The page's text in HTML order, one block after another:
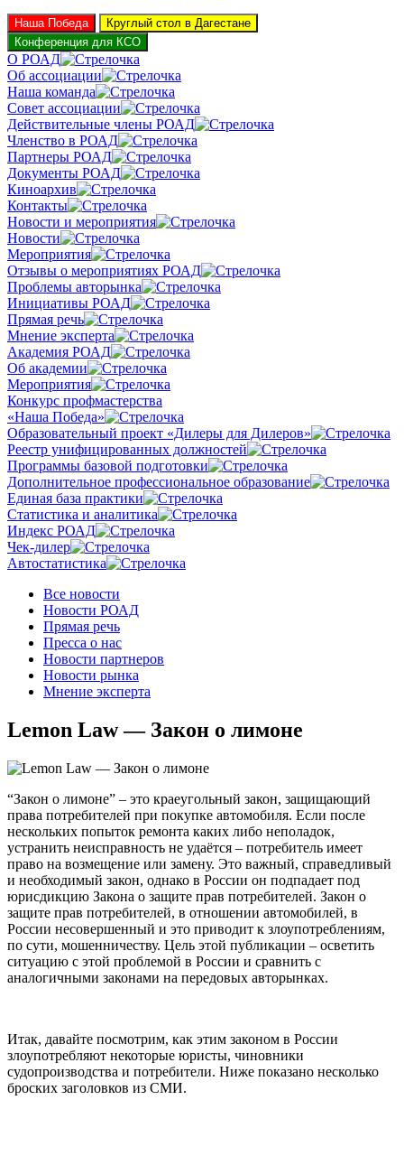
Наша Победа
Круглый стол в Дагестане
Конференция для КСО
О РОАД
Об ассоциации
Наша команда
Совет ассоциации
Действительные члены РОАД
Членство в РОАД
Партнеры РОАД
Документы РОАД
Киноархив
Контакты
Новости и мероприятия
Новости
Мероприятия
Отзывы о мероприятиях РОАД
Проблемы авторынка
Инициативы РОАД
Прямая речь
Мнение эксперта
Академия РОАД
Об академии
Мероприятия
Конкурс профмастерства
«Наша Победа»
Образовательный проект «Дилеры для Дилеров»
Реестр унифицированных должностей
Программы базовой подготовки
Дополнительное профессиональное образование
Единая база практики
Статистика и аналитика
Индекс РОАД
Чек-дилер
Автостатистика
Все новости
Новости РОАД
Прямая речь
Пресса о нас
Новости партнеров
Новости рынка
Мнение эксперта
Lemon Law — Закон о лимоне
“Закон о лимоне” – это краеугольный закон, защищающий
права потребителей при покупке автомобиля. Если после
нескольких попыток ремонта каких либо неполадок,
устранить неисправность не удаётся – потребитель имеет
право на возмещение или замену. Это важный, справедливый
и необходимый закон, однако в России он подпадает под
юрисдикцию Закона о защите прав потребителей. Закон о
защите прав потребителей, в отношении автомобилей, в
России несовершенный и это приводит к злоупотреблениям,
по сути, мошенничеству. Цель этой публикации – осветить
ситуацию с этой проблемой в России и сравнить с
аналогичными законами на передовых авторынках.
Итак, давайте посмотрим, как этим законом в России
злоупотребляют некоторые юристы, чиновники
судопроизводства и потребители. Ниже показано несколько
броских заголовков из СМИ.